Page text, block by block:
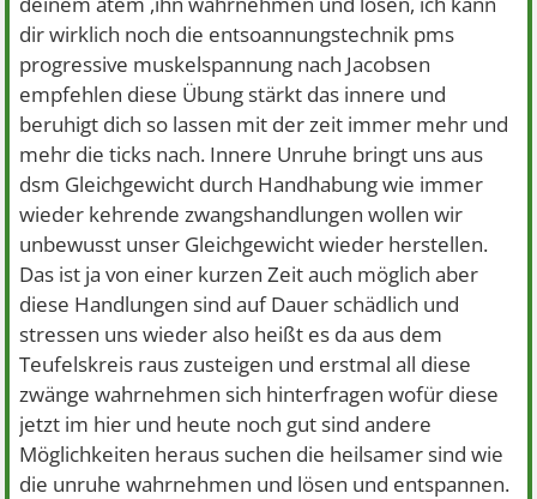
dir wirklich noch die entsoannungstechnik pms
progressive muskelspannung nach Jacobsen
empfehlen diese Übung stärkt das innere und
beruhigt dich so lassen mit der zeit immer mehr und
mehr die ticks nach. Innere Unruhe bringt uns aus
dsm Gleichgewicht durch Handhabung wie immer
wieder kehrende zwangshandlungen wollen wir
unbewusst unser Gleichgewicht wieder herstellen.
Das ist ja von einer kurzen Zeit auch möglich aber
diese Handlungen sind auf Dauer schädlich und
stressen uns wieder also heißt es da aus dem
Teufelskreis raus zusteigen und erstmal all diese
zwänge wahrnehmen sich hinterfragen wofür diese
jetzt im hier und heute noch gut sind andere
Möglichkeiten heraus suchen die heilsamer sind wie
die unruhe wahrnehmen und lösen und entspannen.